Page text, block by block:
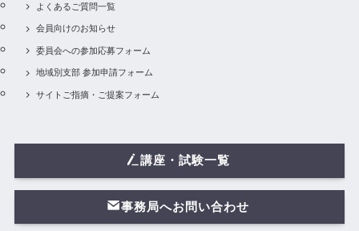
よくあるご質問一覧
会員向けのお知らせ
委員会への参加応募フォーム
地域別支部 参加申請フォーム
サイトご指摘・ご提案フォーム
講座・試験一覧
事務局へお問い合わせ